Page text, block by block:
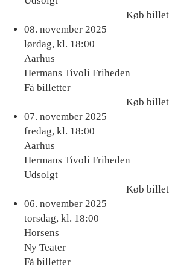
Køb billet
Køb
billet
08. november 2025
lørdag, kl. 18:00
Aarhus
Hermans Tivoli Friheden
Få billetter
Køb billet
Køb
billet
07. november 2025
fredag, kl. 18:00
Aarhus
Hermans Tivoli Friheden
Udsolgt
Køb billet
Køb
billet
06. november 2025
torsdag, kl. 18:00
Horsens
Ny Teater
Få billetter